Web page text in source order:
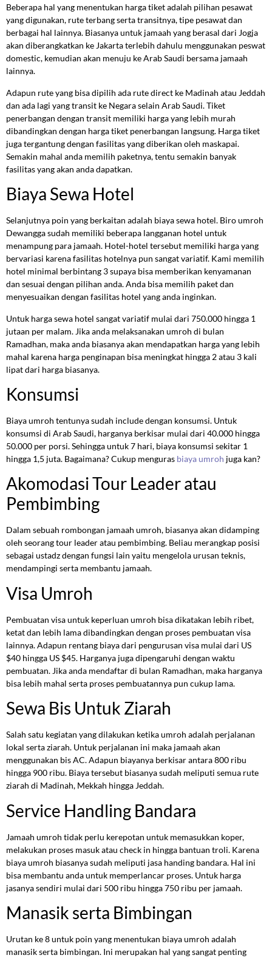
Beberapa hal yang menentukan harga tiket adalah pilihan pesawat
yang digunakan, rute terbang serta transitnya, tipe pesawat dan
berbagai hal lainnya. Biasanya untuk jamaah yang berasal dari Jogja
akan diberangkatkan ke Jakarta terlebih dahulu menggunakan peswat
domestic, kemudian akan menuju ke Arab Saudi bersama jamaah
lainnya.
Adapun rute yang bisa dipilih ada rute direct ke Madinah atau Jeddah
dan ada lagi yang transit ke Negara selain Arab Saudi. Tiket
penerbangan dengan transit memiliki harga yang lebih murah
dibandingkan dengan harga tiket penerbangan langsung. Harga tiket
juga tergantung dengan fasilitas yang diberikan oleh maskapai.
Semakin mahal anda memilih paketnya, tentu semakin banyak
fasilitas yang akan anda dapatkan.
Biaya Sewa Hotel
Selanjutnya poin yang berkaitan adalah biaya sewa hotel. Biro umroh
Dewangga sudah memiliki beberapa langganan hotel untuk
menampung para jamaah. Hotel-hotel tersebut memiliki harga yang
bervariasi karena fasilitas hotelnya pun sangat variatif. Kami memilih
hotel minimal berbintang 3 supaya bisa memberikan kenyamanan
dan sesuai dengan pilihan anda. Anda bisa memilih paket dan
menyesuaikan dengan fasilitas hotel yang anda inginkan.
Untuk harga sewa hotel sangat variatif mulai dari 750.000 hingga 1
jutaan per malam. Jika anda melaksanakan umroh di bulan
Ramadhan, maka anda biasanya akan mendapatkan harga yang lebih
mahal karena harga penginapan bisa meningkat hingga 2 atau 3 kali
lipat dari harga biasanya.
Konsumsi
Biaya umroh tentunya sudah include dengan konsumsi. Untuk
konsumsi di Arab Saudi, harganya berkisar mulai dari 40.000 hingga
50.000 per porsi. Sehingga untuk 7 hari, biaya konsumsi sekitar 1
hingga 1,5 juta. Bagaimana? Cukup menguras biaya umroh juga kan?
Akomodasi Tour Leader atau
Pembimbing
Dalam sebuah rombongan jamaah umroh, biasanya akan didamping
oleh seorang tour leader atau pembimbing. Beliau merangkap posisi
sebagai ustadz dengan fungsi lain yaitu mengelola urusan teknis,
mendampingi serta membantu jamaah.
Visa Umroh
Pembuatan visa untuk keperluan umroh bisa dikatakan lebih ribet,
ketat dan lebih lama dibandingkan dengan proses pembuatan visa
lainnya. Adapun rentang biaya dari pengurusan visa mulai dari US
$40 hingga US $45. Harganya juga dipengaruhi dengan waktu
pembuatan. Jika anda mendaftar di bulan Ramadhan, maka harganya
bisa lebih mahal serta proses pembuatannya pun cukup lama.
Sewa Bis Untuk Ziarah
Salah satu kegiatan yang dilakukan ketika umroh adalah perjalanan
lokal serta ziarah. Untuk perjalanan ini maka jamaah akan
menggunakan bis AC. Adapun biayanya berkisar antara 800 ribu
hingga 900 ribu. Biaya tersebut biasanya sudah meliputi semua rute
ziarah di Madinah, Mekkah hingga Jeddah.
Service Handling Bandara
Jamaah umroh tidak perlu kerepotan untuk memasukkan koper,
melakukan proses masuk atau check in hingga bantuan troli. Karena
biaya umroh biasanya sudah meliputi jasa handing bandara. Hal ini
bisa membantu anda untuk memperlancar proses. Untuk harga
jasanya sendiri mulai dari 500 ribu hingga 750 ribu per jamaah.
Manasik serta Bimbingan
Urutan ke 8 untuk poin yang menentukan biaya umroh adalah
manasik serta bimbingan. Ini merupakan hal yang sangat penting